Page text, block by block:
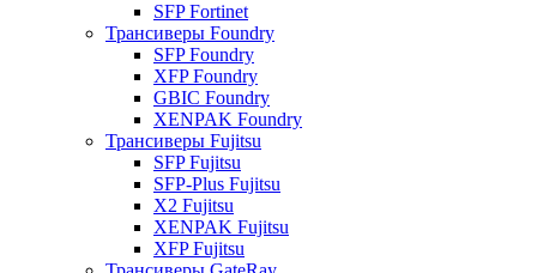
SFP Fortinet
Трансиверы Foundry
SFP Foundry
XFP Foundry
GBIC Foundry
XENPAK Foundry
Трансиверы Fujitsu
SFP Fujitsu
SFP-Plus Fujitsu
X2 Fujitsu
XENPAK Fujitsu
XFP Fujitsu